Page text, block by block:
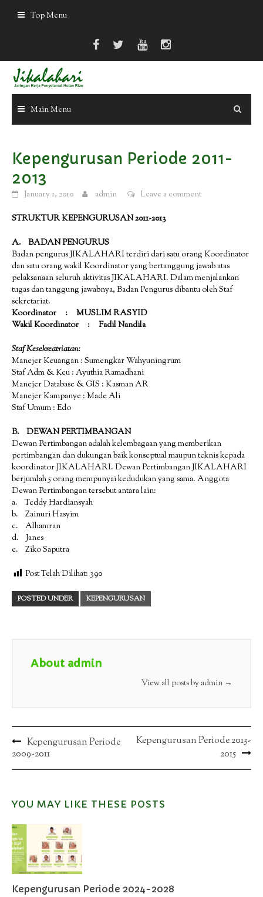
Top Menu
Main Menu
Kepengurusan Periode 2011-
2013
January 1, 2010 admin Leave a comment
STRUKTUR KEPENGURUSAN 2011-2013
A. BADAN PENGURUS
Badan pengurus JIKALAHARI terdiri dari satu orang Koordinator
dan satu orang wakil Koordinator yang bertanggung jawab atas
pelaksanaan seluruh aktivitas JIKALAHARI. Dalam menjalankan
tugas dan tanggung jawabnya, Badan Pengurus dibantu oleh Staf
sekretariat.
Koordinator : MUSLIM RASYID
Wakil Koordinator : Fadil Nandila
Staf Kesekreatriatan:
Manejer Keuangan : Sumengkar Wahyuningrum
Staf Adm & Keu : Ayuthia Ramadhani
Manejer Database & GIS : Kasman AR
Manejer Kampanye : Made Ali
Staf Umum : Edo
B. DEWAN PERTIMBANGAN
Dewan Pertimbangan adalah kelembagaan yang memberikan
pertimbangan dan dukungan baik konseptual maupun teknis kepada
koordinator JIKALAHARI. Dewan Pertimbangan JIKALAHARI
berjumlah 5 orang mempunyai kedudukan yang sama. Anggota
Dewan Pertimbangan tersebut antara lain:
a. Teddy Hardiansyah
b. Zainuri Hasyim
c. Alhamran
d. Janes
e. Ziko Saputra
Post Telah Dilihat: 390
POSTED UNDER KEPENGURUSAN
About admin
View all posts by admin →
Post
navigation
Kepengurusan Periode
2009-2011
Kepengurusan Periode 2013-
2015
YOU MAY LIKE THESE POSTS
Kepengurusan Periode 2024-2028